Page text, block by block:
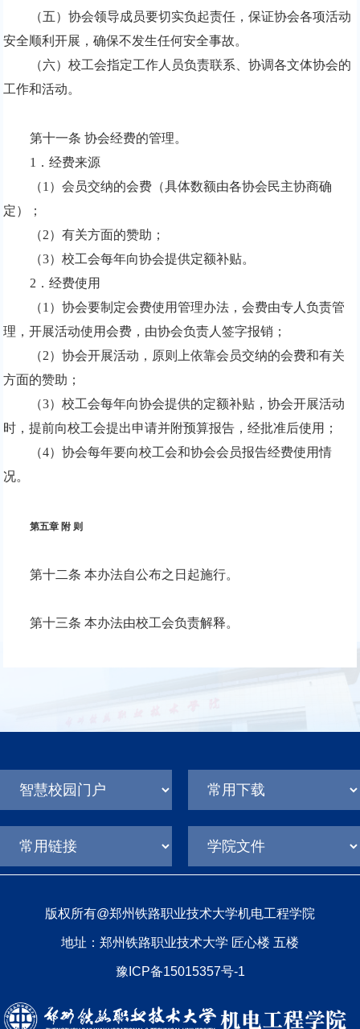
（五）协会领导成员要切实负起责任，保证协会各项活动
安全顺利开展，确保不发生任何安全事故。
（六）校工会指定工作人员负责联系、协调各文体协会的
工作和活动。
第十一条 协会经费的管理。
1 ．经费来源
（1 ）会员交纳的会费（具体数额由各协会民主协商确
定）；
（2）有关方面的赞助；
（3）校工会每年向协会提供定额补贴。
2 ．经费使用
（1 ）协会要制定会费使用管理办法，会费由专人负责管
理，开展活动使用会费，由协会负责人签字报销；
（2）协会开展活动，原则上依靠会员交纳的会费和有关
方面的赞助；
（3）校工会每年向协会提供的定额补贴，协会开展活动
时，提前向校工会提出申请并附预算报告，经批准后使用；
（4）协会每年要向校工会和协会会员报告经费使用情
况。
第五章 附 则
第十二条 本办法自公布之日起施行。
第十三条 本办法由校工会负责解释。
版权所有@郑州铁路职业技术大学机电工程学院
地址：郑州铁路职业技术大学 匠心楼 五楼
豫ICP备15015357号-1